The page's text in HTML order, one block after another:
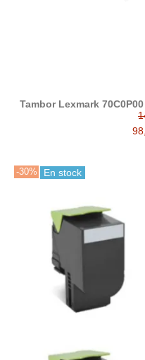
Tambor Lexmark
-30% En stock